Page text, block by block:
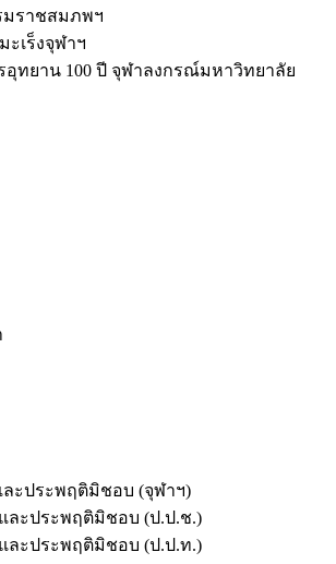
ราชสมภพฯ
เร็งจุฬาฯ
อุทยาน 100 ปี จุฬาลงกรณ์มหาวิทยาลัย
ละประพฤติมิชอบ (จุฬาฯ)
ละประพฤติมิชอบ (ป.ป.ช.)
ละประพฤติมิชอบ (ป.ป.ท.)